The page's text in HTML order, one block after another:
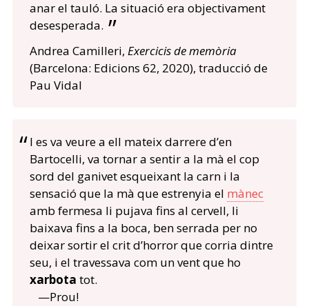
anar el tauló. La situació era objectivament
desesperada.
Andrea Camilleri, Exercicis de memòria
(Barcelona: Edicions 62, 2020), traducció de
Pau Vidal
I es va veure a ell mateix darrere d’en
Bartocelli, va tornar a sentir a la mà el cop
sord del ganivet esqueixant la carn i la
sensació que la mà que estrenyia el mànec
amb fermesa li pujava fins al cervell, li
baixava fins a la boca, ben serrada per no
deixar sortir el crit d’horror que corria dintre
seu, i el travessava com un vent que ho
xarbota tot.
—Prou!